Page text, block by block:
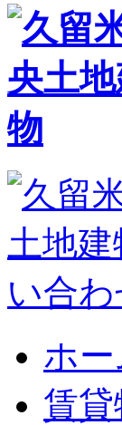
ホー
賃貸